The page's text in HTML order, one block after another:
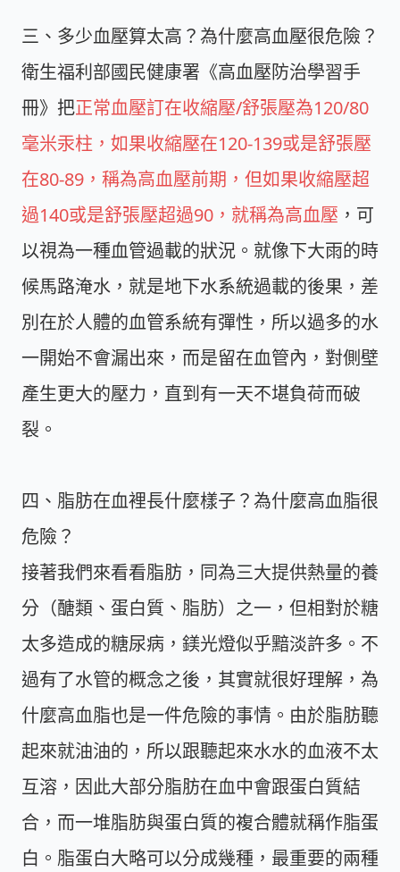
三、多少血壓算太高？為什麼高血壓很危險？
衛生福利部國民健康署《高血壓防治學習手
冊》把正常血壓訂在收縮壓/舒張壓為120/80
毫米汞柱，如果收縮壓在120-139或是舒張壓
在80-89，稱為高血壓前期，但如果收縮壓超
過140或是舒張壓超過90，就稱為高血壓 ，可
以視為一種血管過載的狀況。就像下大雨的時
候馬路淹水，就是地下水系統過載的後果，差
別在於人體的血管系統有彈性，所以過多的水
一開始不會漏出來，而是留在血管內，對側壁
產生更大的壓力，直到有一天不堪負荷而破
裂。
四、脂肪在血裡長什麼樣子？為什麼高血脂很
危險？
接著我們來看看脂肪，同為三大提供熱量的養
分（醣類、蛋白質、脂肪）之一，但相對於糖
太多造成的糖尿病，鎂光燈似乎黯淡許多。不
過有了水管的概念之後，其實就很好理解，為
什麼高血脂也是一件危險的事情。由於脂肪聽
起來就油油的，所以跟聽起來水水的血液不太
互溶，因此大部分脂肪在血中會跟蛋白質結
合，而一堆脂肪與蛋白質的複合體就稱作脂蛋
白。脂蛋白大略可以分成幾種，最重要的兩種